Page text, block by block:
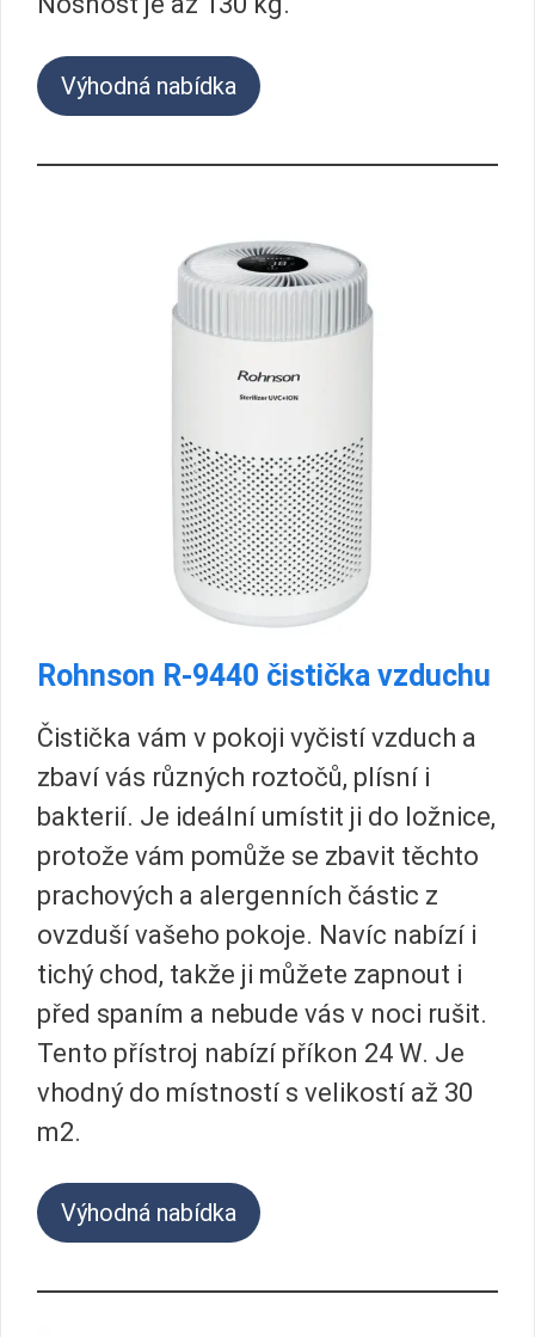
Výhodná nabídka
Rohnson R-9440 čistička vzduchu
Čistička vám v pokoji vyčistí vzduch a
zbaví vás různých roztočů, plísní i
bakterií. Je ideální umístit ji do ložnice,
protože vám pomůže se zbavit těchto
prachových a alergenních částic z
ovzduší vašeho pokoje. Navíc nabízí i
tichý chod, takže ji můžete zapnout i
před spaním a nebude vás v noci rušit.
Tento přístroj nabízí příkon 24 W. Je
vhodný do místností s velikostí až 30
m2.
Výhodná nabídka